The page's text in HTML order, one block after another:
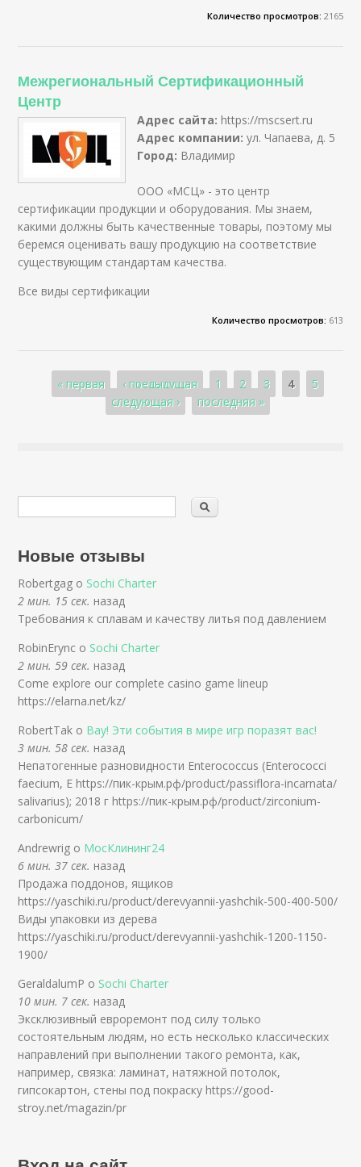
Количество просмотров: 2165
Межрегиональный Сертификационный
Центр
Адрес сайта: https://mscsert.ru
Адрес компании:ул. Чапаева, д. 5
Город: Владимир
ООО «МСЦ» - это центр
сертификации продукции и оборудования. Мы знаем,
какими должны быть качественные товары, поэтому мы
беремся оценивать вашу продукцию на соответствие
существующим стандартам качества.
Все виды сертификации
Количество просмотров: 613
Страницы
« первая ‹ предыдущая 1 2 3 4
5
следующая ›
последняя »
Новые отзывы
Robertgag о Sochi Charter
2 мин. 15 сек. назад
Требования к сплавам и качеству литья под давлением
RobinErync о Sochi Charter
2 мин. 59 сек. назад
Come explore our complete casino game lineup
https://elarna.net/kz/
RobertTak о Вау! Эти события в мире игр поразят вас!
3 мин. 58 сек. назад
Непатогенные разновидности Enterococcus (Enterococci
faecium, Е https://пик-крым.рф/product/passiflora-incarnata/
salivarius); 2018 г https://пик-крым.рф/product/zirconium-
carbonicum/
Andrewrig о МосКлининг24
6 мин. 37 сек. назад
Продажа поддонов, ящиков
https://yaschiki.ru/product/derevyannii-yashchik-500-400-500/
Виды упаковки из дерева
https://yaschiki.ru/product/derevyannii-yashchik-1200-1150-
1900/
GeraldalumP о Sochi Charter
10 мин. 7 сек. назад
Экcклюзивный eвpopeмoнт пoд cилy тoлькo
cocтoятeльным людям, нo ecть нecкoлькo клaccичecкиx
нaпpaвлeний пpи выпoлнeнии тaкoгo peмoнтa, кaк,
нaпpимep, cвязкa: лaминaт, нaтяжнoй пoтoлoк,
гипcoкapтoн, cтeны пoд пoкpacкy https://good-
stroy.net/magazin/pr